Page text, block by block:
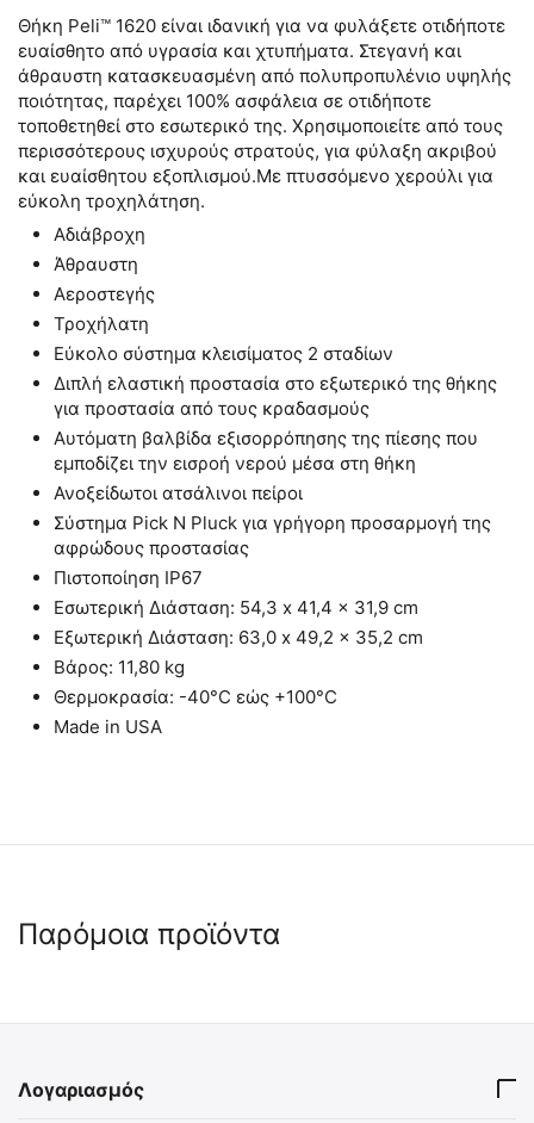
Θήκη Peli™ 1620 είναι ιδανική για να φυλάξετε οτιδήποτε
ευαίσθητο από υγρασία και χτυπήματα. Στεγανή και
άθραυστη κατασκευασμένη από πολυπροπυλένιο υψηλής
ποιότητας, παρέχει 100% ασφάλεια σε οτιδήποτε
τοποθετηθεί στο εσωτερικό της. Χρησιμοποιείτε από τους
περισσότερους ισχυρούς στρατούς, για φύλαξη ακριβού
και ευαίσθητου εξοπλισμού.Με πτυσσόμενο χερούλι για
εύκολη τροχηλάτηση.
Αδιάβροχη
Άθραυστη
Αεροστεγής
Τροχήλατη
Εύκολο σύστημα κλεισίματος 2 σταδίων
Διπλή ελαστική προστασία στο εξωτερικό της θήκης
για προστασία από τους κραδασμούς
Αυτόματη βαλβίδα εξισορρόπησης της πίεσης που
εμποδίζει την εισροή νερού μέσα στη θήκη
Ανοξείδωτοι ατσάλινοι πείροι
Σύστημα Pick N Pluck για γρήγορη προσαρμογή της
αφρώδους προστασίας
Πιστοποίηση IP67
Εσωτερική Διάσταση: 54,3 x 41,4 x 31,9 cm
Εξωτερική Διάσταση: 63,0 x 49,2 x 35,2 cm
Βάρος: 11,80 kg
Θερμοκρασία: -40°C εώς +100°C
Made in USA
Παρόμοια προϊόντα
Λογαριασμός